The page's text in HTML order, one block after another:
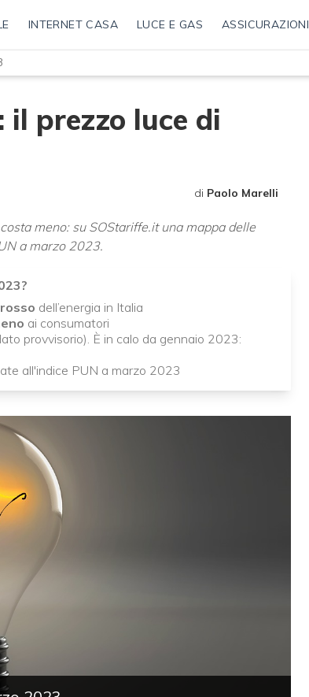
INTERNET CASA LUCE E GAS ASSICURAZIONI
prezzo luce di
di Paolo Marelli
meno: su SOStariffe.it una mappa delle
a marzo 2023.
dell’energia in Italia
ai consumatori
provvisorio). È in calo da gennaio 2023:
all'indice PUN a marzo 2023